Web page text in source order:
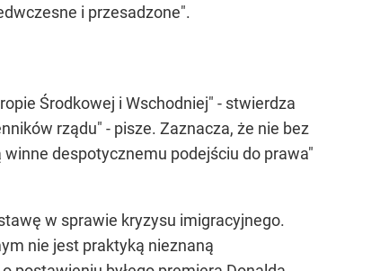
i przesadzone".
Środkowej i Wschodniej" - stwierdza
rządu" - pisze. Zaznacza, że nie bez
despotycznemu podejściu do prawa"
w sprawie kryzysu imigracyjnego.
nie jest praktyką nieznaną